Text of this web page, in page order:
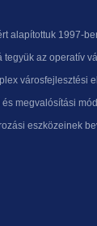
alapítottuk 1997-
az operatív
városfejlesztési
megvalósítási
eszközeinek